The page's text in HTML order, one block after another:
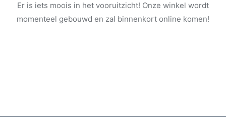
Er is iets moois in het vooruitzicht! Onze winkel wordt
momenteel gebouwd en zal binnenkort online komen!